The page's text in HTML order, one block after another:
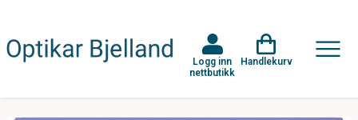
Logg inn
nettbutikk
Handlekurv